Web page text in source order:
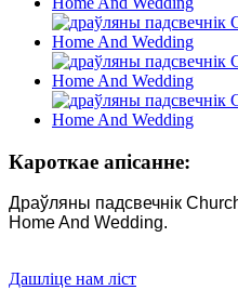
Кароткае апісанне:
Драўляны падсвечнік
Home And Wedding.
Дашліце нам ліст